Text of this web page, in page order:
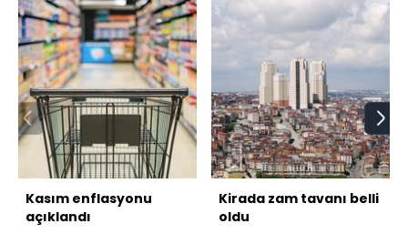
Kasım enflasyonu
açıklandı
Kirada zam tavanı belli
oldu